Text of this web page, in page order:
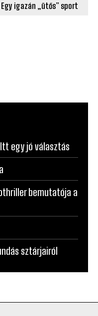
Egy igazán „ütős” sport
egy jó választás
bemutatója a
sztárjairól